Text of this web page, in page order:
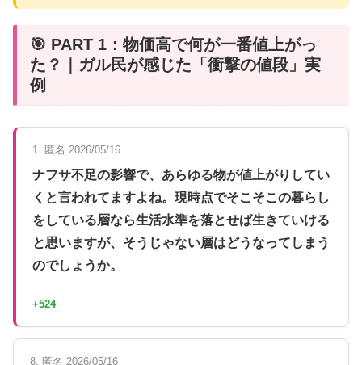
🎯 PART 1：物価高で何が一番値上がっ
た？｜ガル民が感じた「衝撃の値段」実
例
1. 匿名 2026/05/16
ナフサ不足の影響で、あらゆる物が値上がりしてい
くと言われてますよね。現時点でそこそこの暮らし
をしている層なら生活水準を落とせば生きていける
と思いますが、そうじゃない層はどうなってしまう
のでしょうか。
+524
8. 匿名 2026/05/16